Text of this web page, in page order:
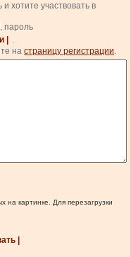
хотите участвовать в
, пароль
|
.
на страницу регистрации.
на картинке. Для перезагрузки
|